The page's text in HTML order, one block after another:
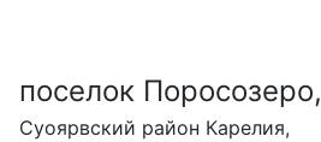
поселок Поросозеро,
Суоярвский район Карелия,